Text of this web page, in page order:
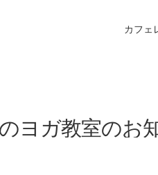
カフェ
ヨガ教室のお